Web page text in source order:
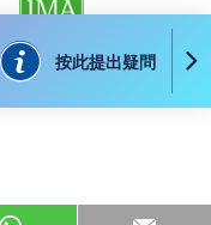
按此提出疑問
折